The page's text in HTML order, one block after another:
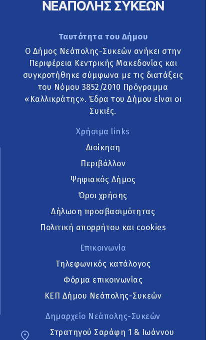
Ταυτότητα του Δήμου
Ο Δήμος Νεάπολης-Συκεών ανήκει στην
Περιφέρεια Κεντρικής Μακεδονίας και
συγκροτήθηκε σύμφωνα με τις διατάξεις
του Νόμου 3852/2010 Πρόγραμμα
«Καλλικράτης». Έδρα του Δήμου είναι οι
Συκιές.
Χρήσιμα links
Διοίκηση
Περιβάλλον
Ψηφιακός Δήμος
Όροι χρήσης
Δήλωση προσβασιμότητας
Πολιτική απορρήτου και cookies
Επικοινωνία
Τηλεφωνικός κατάλογος
Φόρμα επικοινωνίας
ΚΕΠ Δήμου Νεάπολης-Συκεών
Δημαρχείο Νεάπολης-Συκεών
Στρατηγού Σαράφη 1 & Ιωάννου